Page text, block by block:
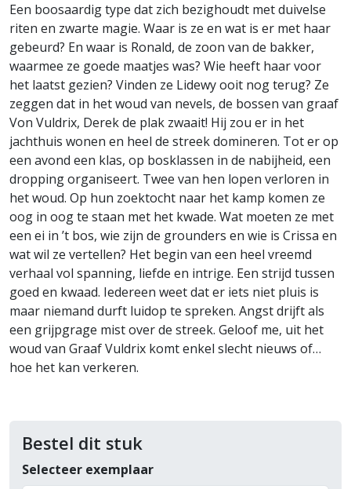
Een boosaardig type dat zich bezighoudt met duivelse
riten en zwarte magie. Waar is ze en wat is er met haar
gebeurd? En waar is Ronald, de zoon van de bakker,
waarmee ze goede maatjes was? Wie heeft haar voor
het laatst gezien? Vinden ze Lidewy ooit nog terug? Ze
zeggen dat in het woud van nevels, de bossen van graaf
Von Vuldrix, Derek de plak zwaait! Hij zou er in het
jachthuis wonen en heel de streek domineren. Tot er op
een avond een klas, op bosklassen in de nabijheid, een
dropping organiseert. Twee van hen lopen verloren in
het woud. Op hun zoektocht naar het kamp komen ze
oog in oog te staan met het kwade. Wat moeten ze met
een ei in ’t bos, wie zijn de grounders en wie is Crissa en
wat wil ze vertellen? Het begin van een heel vreemd
verhaal vol spanning, liefde en intrige. Een strijd tussen
goed en kwaad. Iedereen weet dat er iets niet pluis is
maar niemand durft luidop te spreken. Angst drijft als
een grijpgrage mist over de streek. Geloof me, uit het
woud van Graaf Vuldrix komt enkel slecht nieuws of…
hoe het kan verkeren.
Bestel dit stuk
Selecteer exemplaar